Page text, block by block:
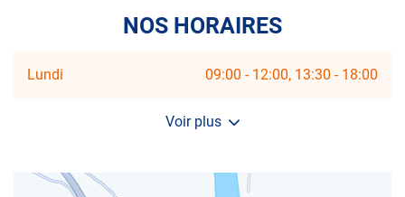
NOS HORAIRES
Horaires
Lundi 09:00 - 12:00 13:30 - 18:00
Voir plus
et
d'ouverture